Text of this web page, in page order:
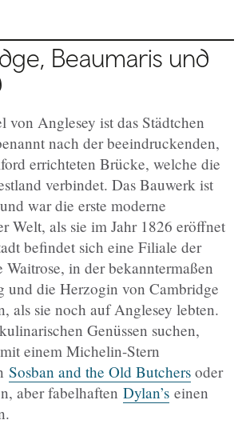
Beaumaris und
von Anglesey ist das Städtchen
nach der beeindruckenden,
errichteten Brücke, welche die
verbindet. Das Bauwerk ist
war die erste moderne
Welt, als sie im Jahr 1826 eröffnet
befindet sich eine Filiale der
Waitrose, in der bekanntermaßen
und die Herzogin von Cambridge
als sie noch auf Anglesey lebten.
Genüssen suchen,
einem Michelin-Stern
Sosban and the Old Butchers oder
aber fabelhaften Dylan’s einen